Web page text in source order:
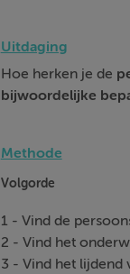
Uitdaging
Hoe herken je de
bijwoordelijke
Methode
Volgorde
1 - Vind de
2 - Vind het
3 - Vind het lijdend